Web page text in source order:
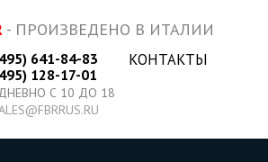
- ПРОИЗВЕДЕНО В ИТАЛИИ
641-84-83
128-17-01
С 10 ДО 18
КОНТАКТЫ